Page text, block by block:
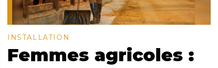
INSTALLATION
Femmes agricoles :